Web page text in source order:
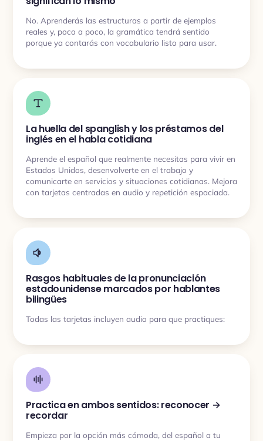
No. Aprenderás las estructuras a partir de ejemplos
reales y, poco a poco, la gramática tendrá sentido
porque ya contarás con vocabulario listo para usar.
La huella del spanglish y los préstamos del
inglés en el habla cotidiana
Aprende el español que realmente necesitas para vivir en
Estados Unidos, desenvolverte en el trabajo y
comunicarte en servicios y situaciones cotidianas. Mejora
con tarjetas centradas en audio y repetición espaciada.
Rasgos habituales de la pronunciación
estadounidense marcados por hablantes
bilingües
Todas las tarjetas incluyen audio para que practiques:
Practica en ambos sentidos: reconocer →
recordar
Empieza por la opción más cómoda, del español a tu